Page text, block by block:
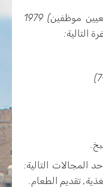
حسب البند 3 من قانون البلديات (تعيين موظفين) 1979
التالية:
7
)
المجالات التالية:
تقديم الطعام.